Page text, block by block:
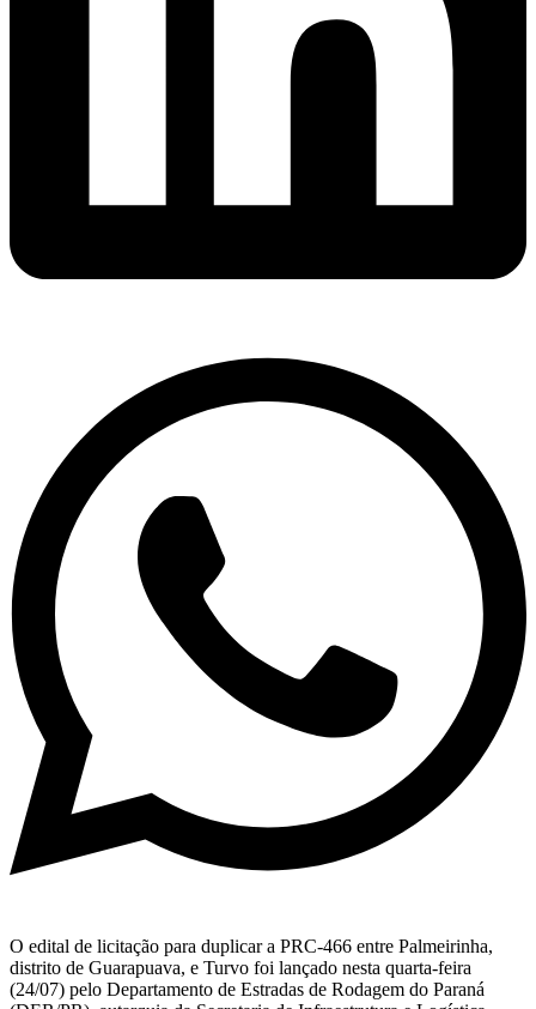
O edital de licitação para duplicar a PRC-466 entre Palmeirinha,
distrito de Guarapuava, e Turvo foi lançado nesta quarta-feira
(24/07) pelo Departamento de Estradas de Rodagem do Paraná